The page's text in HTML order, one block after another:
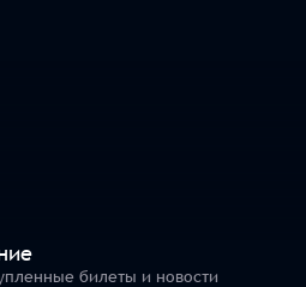
билеты и новости